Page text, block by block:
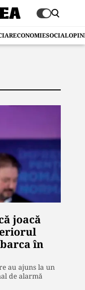
ECONOMIESOCIAL
joacă
în
au ajuns la un
de alarmă